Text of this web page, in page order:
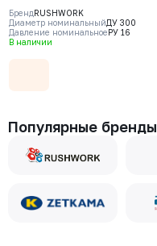
БрендRUSHWORK
Диаметр номинальныйДУ 300
Давление номинальноеРУ 16
В наличии
Популярные бренды